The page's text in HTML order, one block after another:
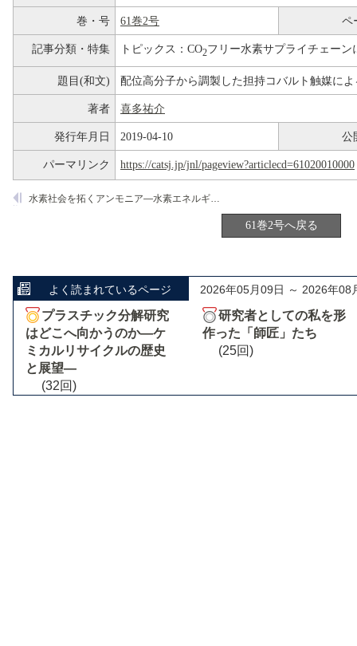
巻・号 61巻2号 ペ
記事分類・特集 トピックス：CO2フリー水素サプライチェー
題目(和文) 配位高分子から調製した担持コバルト触媒に
著者 喜多祐介
発行年月日 2019-04-10 公
パーマリンク https://catsj.jp/jnl/pageview?articlecd=61020010000
水素社会を拓くアンモニア―水素エネルギーキャリア，CO
61巻2号へ戻る
よく読まれているページ 2026年05月09日 ～ 2026年08
プラスチック分解研究
はどこへ向かうのか―ケ
ミカルリサイクルの歴史
と展望―
(32回)
研究者としての私を形
作った「師匠」たち
(25回)